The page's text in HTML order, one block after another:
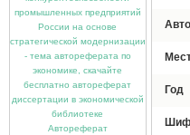
Автореферат
Год